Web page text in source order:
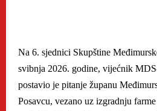
Na 6. sjednici Skupštine
svibnja 2026. godine, vijećnik
postavio je pitanje županu
Posavcu, vezano uz izgradnju